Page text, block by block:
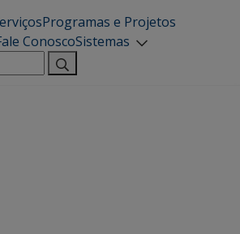
Programas e Projetos
ConoscoSistemas